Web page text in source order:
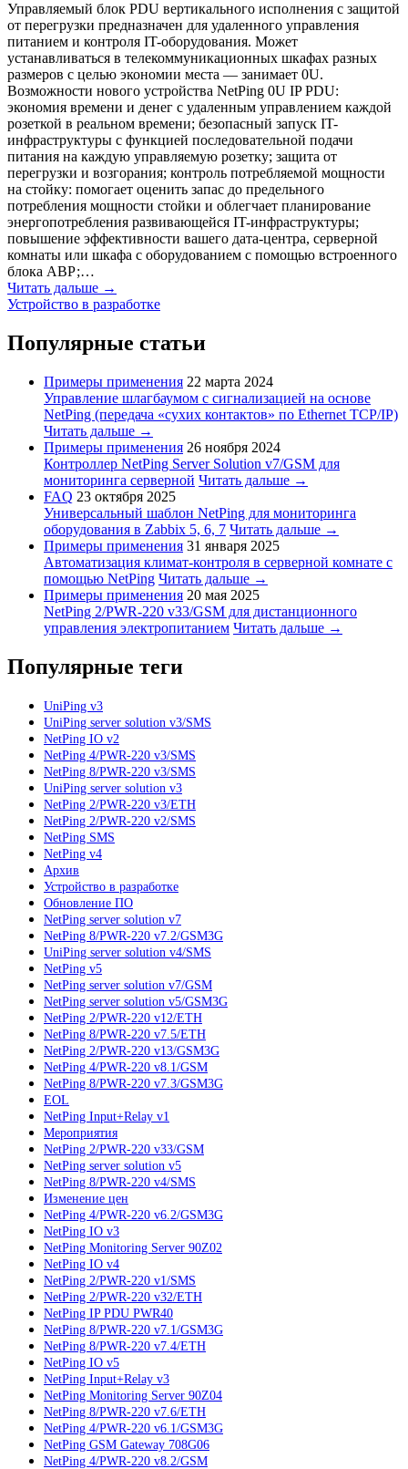
Управляемый блок PDU вертикального исполнения с защитой
от перегрузки предназначен для удаленного управления
питанием и контроля IT-оборудования. Может
устанавливаться в телекоммуникационных шкафах разных
размеров с целью экономии места — занимает 0U.
Возможности нового устройства NetPing 0U IP PDU:
экономия времени и денег с удаленным управлением каждой
розеткой в реальном времени; безопасный запуск IT-
инфраструктуры с функцией последовательной подачи
питания на каждую управляемую розетку; защита от
перегрузки и возгорания; контроль потребляемой мощности
на стойку: помогает оценить запас до предельного
потребления мощности стойки и облегчает планирование
энергопотребления развивающейся IT-инфраструктуры;
повышение эффективности вашего дата-центра, серверной
комнаты или шкафа с оборудованием с помощью встроенного
блока АВР;…
Читать дальше →
Устройство в разработке
Популярные статьи
Примеры применения 22 марта 2024
Управление шлагбаумом с сигнализацией на основе
NetPing (передача «сухих контактов» по Ethernet TCP/IP)
Читать дальше →
Примеры применения 26 ноября 2024
Контроллер NetPing Server Solution v7/GSM для
мониторинга серверной Читать дальше →
FAQ 23 октября 2025
Универсальный шаблон NetPing для мониторинга
оборудования в Zabbix 5, 6, 7 Читать дальше →
Примеры применения 31 января 2025
Автоматизация климат-контроля в серверной комнате с
помощью NetPing Читать дальше →
Примеры применения 20 мая 2025
NetPing 2/PWR-220 v33/GSM для дистанционного
управления электропитанием Читать дальше →
Популярные теги
UniPing v3
UniPing server solution v3/SMS
NetPing IO v2
NetPing 4/PWR-220 v3/SMS
NetPing 8/PWR-220 v3/SMS
UniPing server solution v3
NetPing 2/PWR-220 v3/ETH
NetPing 2/PWR-220 v2/SMS
NetPing SMS
NetPing v4
Архив
Устройство в разработке
Обновление ПО
NetPing server solution v7
NetPing 8/PWR-220 v7.2/GSM3G
UniPing server solution v4/SMS
NetPing v5
NetPing server solution v7/GSM
NetPing server solution v5/GSM3G
NetPing 2/PWR-220 v12/ETH
NetPing 8/PWR-220 v7.5/ETH
NetPing 2/PWR-220 v13/GSM3G
NetPing 4/PWR-220 v8.1/GSM
NetPing 8/PWR-220 v7.3/GSM3G
EOL
NetPing Input+Relay v1
Мероприятия
NetPing 2/PWR-220 v33/GSM
NetPing server solution v5
NetPing 8/PWR-220 v4/SMS
Изменение цен
NetPing 4/PWR-220 v6.2/GSM3G
NetPing IO v3
NetPing Monitoring Server 90Z02
NetPing IO v4
NetPing 2/PWR-220 v1/SMS
NetPing 2/PWR-220 v32/ETH
NetPing IP PDU PWR40
NetPing 8/PWR-220 v7.1/GSM3G
NetPing 8/PWR-220 v7.4/ETH
NetPing IO v5
NetPing Input+Relay v3
NetPing Monitoring Server 90Z04
NetPing 8/PWR-220 v7.6/ETH
NetPing 4/PWR-220 v6.1/GSM3G
NetPing GSM Gateway 708G06
NetPing 4/PWR-220 v8.2/GSM